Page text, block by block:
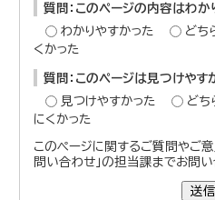
質問：このページの内容はわか
わかりやすかった
どち
くかった
質問：このページは見つけやす
見つけやすかった
どち
にくかった
このページに関するご質問やご意
問い合わせ」の担当課までお問い
送信